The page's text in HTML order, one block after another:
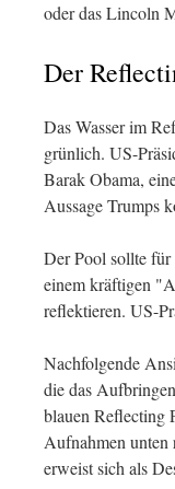
oder das Lincoln
Der
Das Wasser im
grünlich. US-
Barak Obama,
Aussage Trumps
Der Pool sollte für
einem kräftigen
reflektieren. US-
Nachfolgende
die das
blauen Reflecting
Aufnahmen unten
erweist sich als